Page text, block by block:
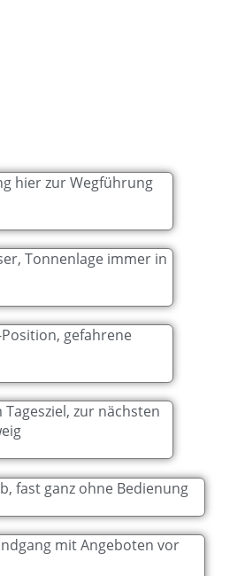
hier zur Wegführung
Tonnenlage immer in
gefahrene
zur nächsten
fast ganz ohne Bedienung
mit Angeboten vor